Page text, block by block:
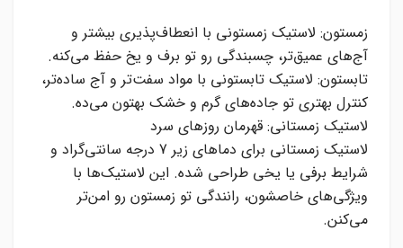
زمستون: لاستیک زمستونی با انعطاف‌پذیری بیشتر و
آج‌های عمیق‌تر، چسبندگی رو تو برف و یخ حفظ می‌کنه.
تابستون: لاستیک تابستونی با مواد سفت‌تر و آج ساده‌تر،
کنترل بهتری تو جاده‌های گرم و خشک بهتون می‌ده.
لاستیک زمستانی: قهرمان روزهای سرد
لاستیک زمستانی برای دماهای زیر 7 درجه سانتی‌گراد و
شرایط برفی یا یخی طراحی شده. این لاستیک‌ها با
ویژگی‌های خاصشون، رانندگی تو زمستون رو امن‌تر
می‌کنن.